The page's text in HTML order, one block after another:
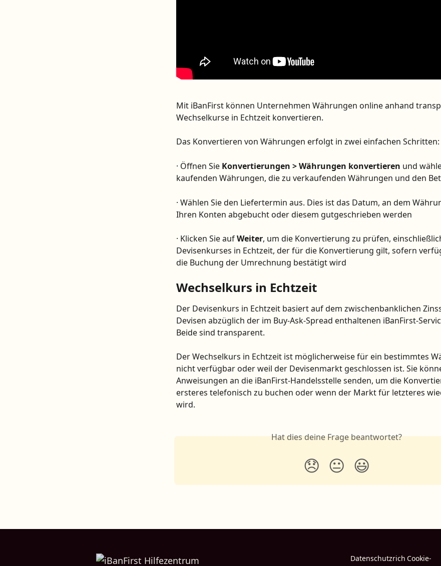
Mit iBanFirst können Unternehmen Währungen online anhand
Wechselkurse in Echtzeit konvertieren.
Das Konvertieren von Währungen erfolgt in zwei einfachen Schritten:
· Öffnen Sie Konvertierungen > Währungen konvertieren und
kaufenden Währungen, die zu verkaufenden Währungen und den
· Wählen Sie den Liefertermin aus. Dies ist das Datum, an dem
Ihren Konten abgebucht oder diesem gutgeschrieben werden
· Klicken Sie auf Weiter, um die Konvertierung zu prüfen,
Devisenkurses in Echtzeit, der für die Konvertierung gilt, sofern
die Buchung der Umrechnung bestätigt wird
Wechselkurs in Echtzeit
Der Devisenkurs in Echtzeit basiert auf dem zwischenbanklichen
Devisen abzüglich der im Buy-Ask-Spread enthaltenen iBanFirst-
Beide sind transparent.
Der Wechselkurs in Echtzeit ist möglicherweise für ein bestimmtes
nicht verfügbar oder weil der Devisenmarkt geschlossen ist. Sie
Anweisungen an die iBanFirst-Handelsstelle senden, um die
ersteres telefonisch zu buchen oder wenn der Markt für letzteres
wird.
Hat dies deine Frage beantwortet?
😞 😐 😃
Datenschutzrich Cookie-